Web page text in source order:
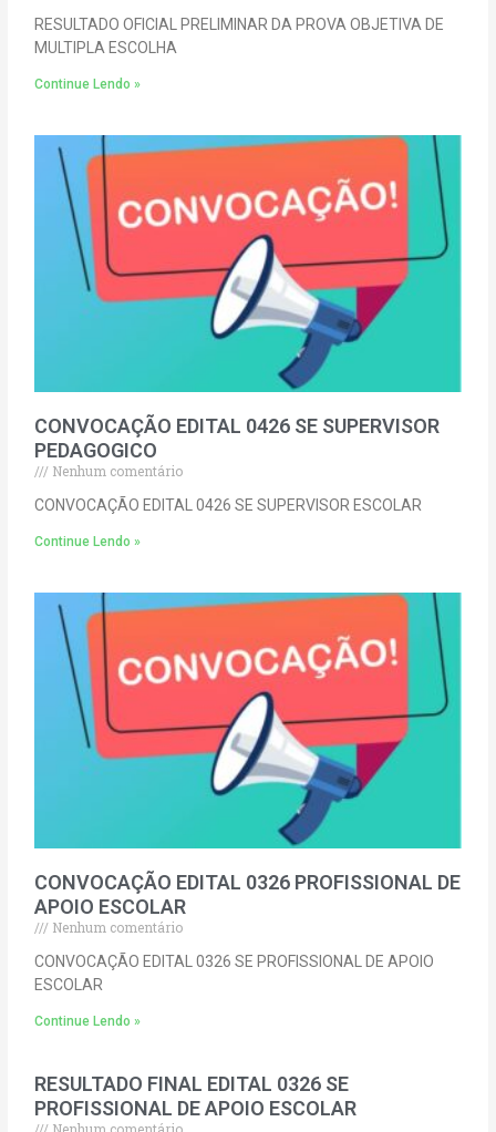
RESULTADO OFICIAL PRELIMINAR DA PROVA OBJETIVA DE
MULTIPLA ESCOLHA
Continue Lendo »
CONVOCAÇÃO EDITAL 0426 SE SUPERVISOR
PEDAGOGICO
Nenhum comentário
CONVOCAÇÃO EDITAL 0426 SE SUPERVISOR ESCOLAR
Continue Lendo »
CONVOCAÇÃO EDITAL 0326 PROFISSIONAL DE
APOIO ESCOLAR
Nenhum comentário
CONVOCAÇÃO EDITAL 0326 SE PROFISSIONAL DE APOIO
ESCOLAR
Continue Lendo »
RESULTADO FINAL EDITAL 0326 SE
PROFISSIONAL DE APOIO ESCOLAR